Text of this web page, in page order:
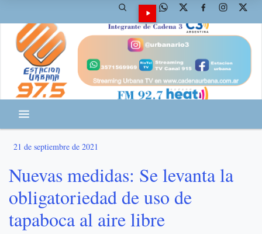
21 de septiembre de 2021
Nuevas medidas: Se levanta la
obligatoriedad de uso de
tapaboca al aire libre